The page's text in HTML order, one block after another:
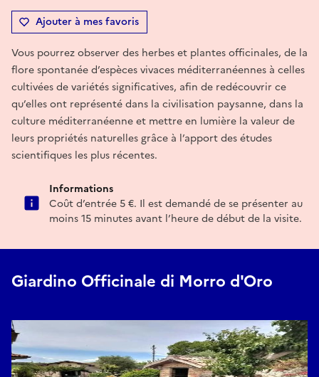
Ajouter à mes favoris
Vous pourrez observer des herbes et plantes officinales, de la
flore spontanée d’espèces vivaces méditerranéennes à celles
cultivées de variétés significatives, afin de redécouvrir ce
qu’elles ont représenté dans la civilisation paysanne, dans la
culture méditerranéenne et mettre en lumière la valeur de
leurs propriétés naturelles grâce à l’apport des études
scientifiques les plus récentes.
Informations
Coût d’entrée 5 €. Il est demandé de se présenter au
moins 15 minutes avant l’heure de début de la visite.
Giardino Officinale di Morro d'Oro